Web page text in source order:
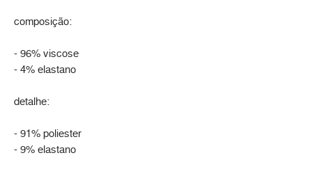
composição:
- 96% viscose
- 4% elastano
detalhe:
- 91% poliester
- 9% elastano